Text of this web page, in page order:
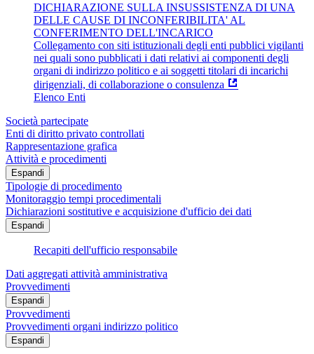
DICHIARAZIONE SULLA INSUSSISTENZA DI UNA
DELLE CAUSE DI INCONFERIBILITA' AL
CONFERIMENTO DELL'INCARICO
Collegamento con siti istituzionali degli enti pubblici vigilanti
nei quali sono pubblicati i dati relativi ai componenti degli
organi di indirizzo politico e ai soggetti titolari di incarichi
dirigenziali, di collaborazione o consulenza
Elenco Enti
Società partecipate
Enti di diritto privato controllati
Rappresentazione grafica
Attività e procedimenti
Espandi
Tipologie di procedimento
Monitoraggio tempi procedimentali
Dichiarazioni sostitutive e acquisizione d'ufficio dei dati
Espandi
Recapiti dell'ufficio responsabile
Dati aggregati attività amministrativa
Provvedimenti
Espandi
Provvedimenti
Provvedimenti organi indirizzo politico
Espandi